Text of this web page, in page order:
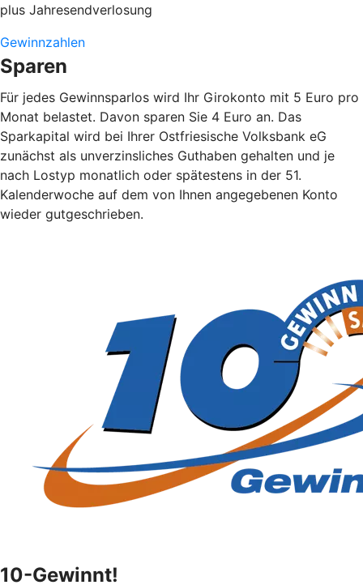
plus Jahresendverlosung
Gewinnzahlen
Sparen
Für jedes Gewinnsparlos wird Ihr Girokonto mit 5 Euro pro
Monat belastet. Davon sparen Sie 4 Euro an. Das
Sparkapital wird bei Ihrer Ostfriesische Volksbank eG
zunächst als unverzinsliches Guthaben gehalten und je
nach Lostyp monatlich oder spätestens in der 51.
Kalenderwoche auf dem von Ihnen angegebenen Konto
wieder gutgeschrieben.
10-Gewinnt!